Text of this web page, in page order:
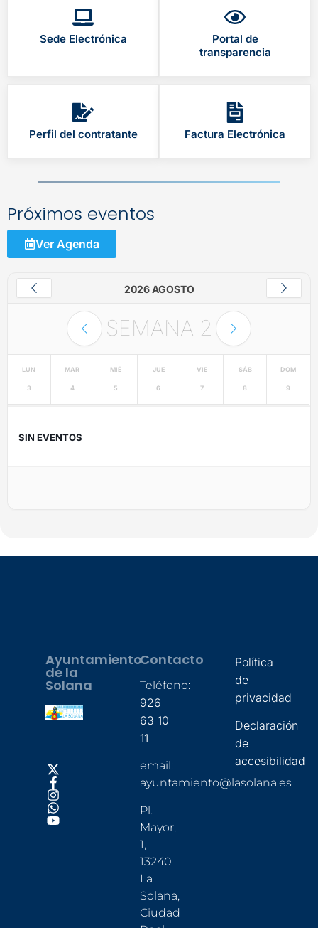
Sede Electrónica
Portal de
transparencia
Perfil del contratante Factura Electrónica
Próximos eventos
Ver Agenda
2026 AGOSTO
SEMANA 2
LUN
3
MAR
4
MIÉ
5
JUE
6
VIE
7
SÁB
8
DOM
9
SIN EVENTOS
Ayuntamiento
de la
Solana
Contacto
Teléfono:
926
63 10
11
email:
ayuntamiento@lasolana.es
Pl.
Mayor,
1,
13240
La
Solana,
Ciudad
Política
de
privacidad
Declaración
de
accesibilidad